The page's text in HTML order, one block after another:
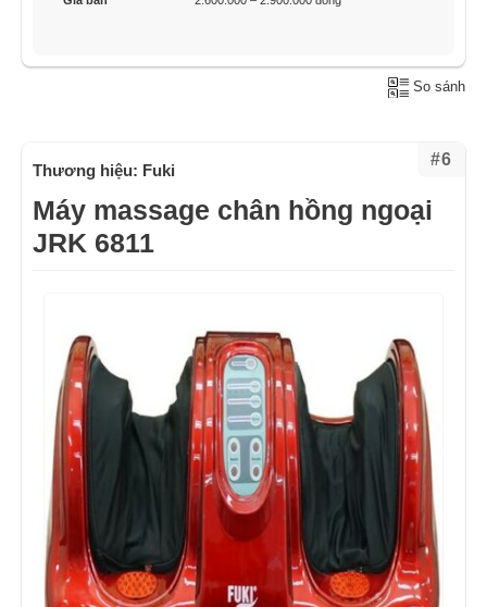
So sánh
#6
Thương hiệu: Fuki
Máy massage chân hồng ngoại
JRK 6811